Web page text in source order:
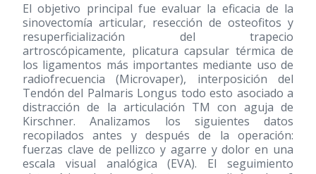
El objetivo principal fue evaluar la eficacia de la
sinovectomía articular, resección de osteofitos y
resuperficialización del trapecio
artroscópicamente, plicatura capsular térmica de
los ligamentos más importantes mediante uso de
radiofrecuencia (Microvaper), interposición del
Tendón del Palmaris Longus todo esto asociado a
distracción de la articulación TM con aguja de
Kirschner. Analizamos los siguientes datos
recopilados antes y después de la operación:
fuerzas clave de pellizco y agarre y dolor en una
escala visual analógica (EVA). El seguimiento